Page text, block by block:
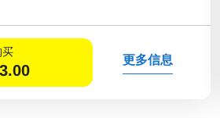
买
更多信息